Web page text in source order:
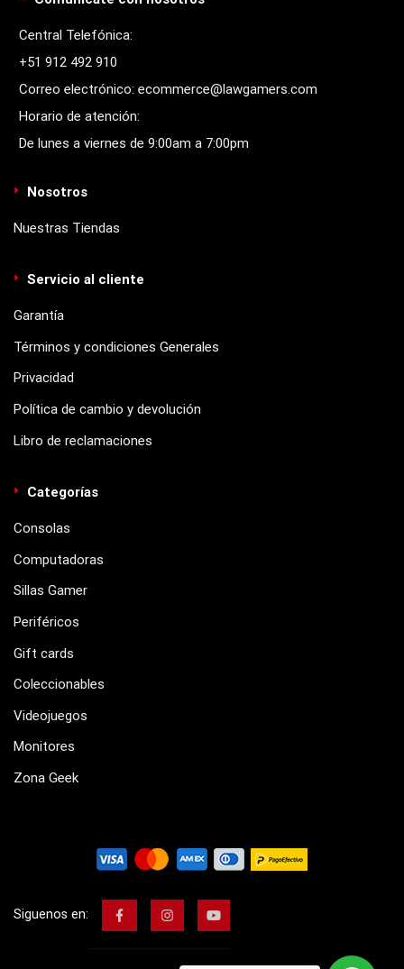
Central Telefónica:
+51 912 492 910
Correo electrónico: ecommerce@lawgamers.com
Horario de atención:
De lunes a viernes de 9:00am a 7:00pm
Nosotros
Nuestras Tiendas
Servicio al cliente
Garantía
Términos y condiciones Generales
Privacidad
Política de cambio y devolución
Libro de reclamaciones
Categorías
Consolas
Computadoras
Sillas Gamer
Periféricos
Gift cards
Coleccionables
Videojuegos
Monitores
Zona Geek
Siguenos en: